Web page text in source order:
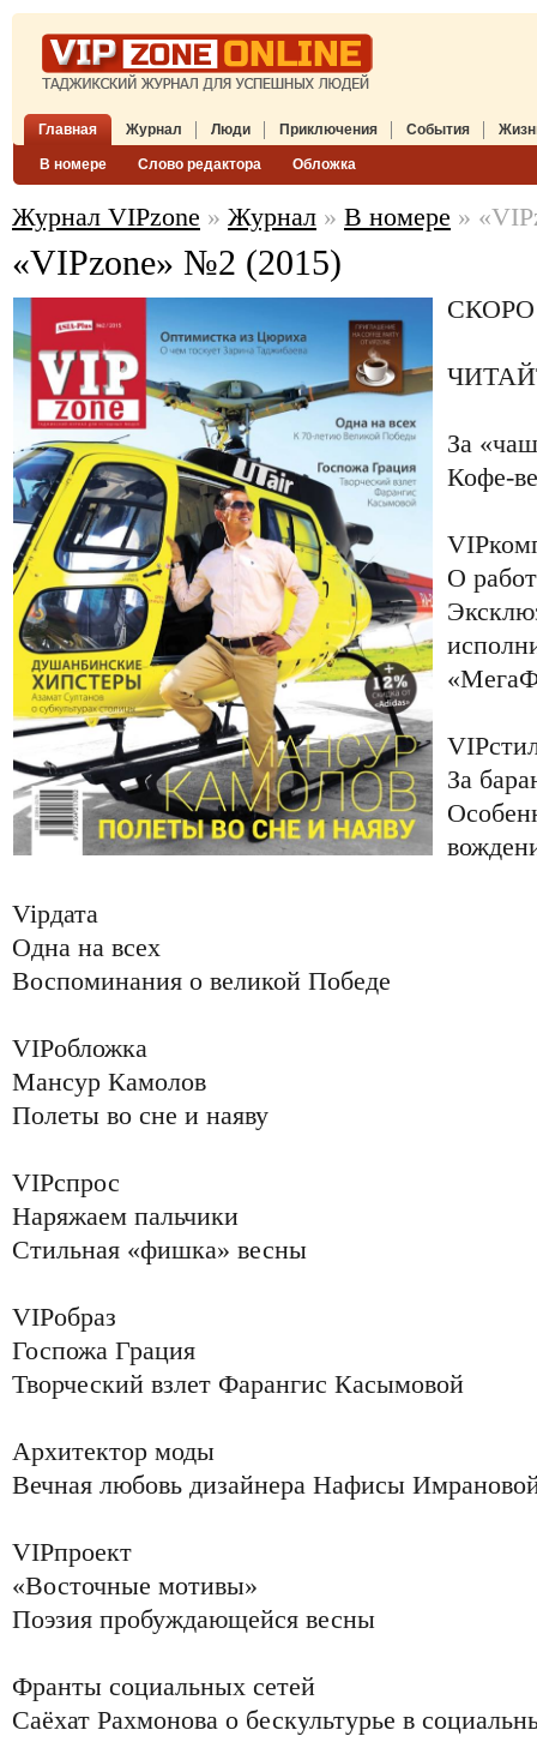
Главная Журнал
В номере Слово редактора Обложка
Люди Приключения События
Журнал VIPzone » Журнал » В номере »
«VIPzone» №2 (2015)
За
Кофе-
О
За
Vipдата
Одна на всех
Воспоминания о великой Победе
VIPобложка
Мансур Камолов
Полеты во сне и наяву
VIPспрос
Наряжаем пальчики
Стильная «фишка» весны
VIPобраз
Госпожа Грация
Творческий взлет Фарангис Касымовой
Архитектор моды
Вечная любовь дизайнера Нафисы
VIPпроект
«Восточные мотивы»
Поэзия пробуждающейся весны
Франты социальных сетей
Саёхат Рахмонова о бескультурье в